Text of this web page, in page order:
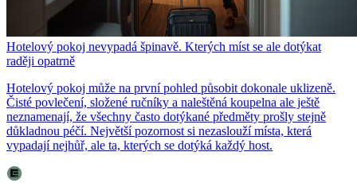
Hotelový pokoj nevypadá špinavě. Kterých míst se ale dotýkat
raději opatrně
Hotelový pokoj může na první pohled působit dokonale uklizeně.
Čisté povlečení, složené ručníky a naleštěná koupelna ale ještě
neznamenají, že všechny často dotýkané předměty prošly stejně
důkladnou péčí. Největší pozornost si nezaslouží místa, která
vypadají nejhůř, ale ta, kterých se dotýká každý host.